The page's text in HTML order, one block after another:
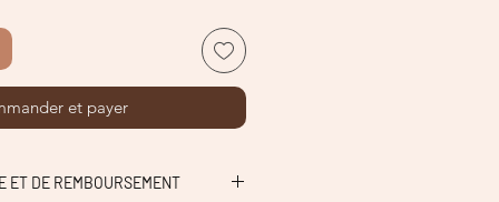
et payer
ET DE REMBOURSEMENT